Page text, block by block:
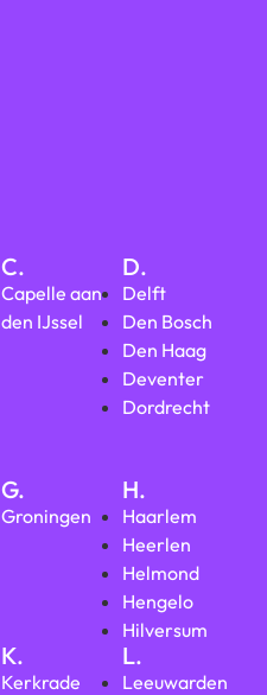
C.
Capelle aan
den IJssel
D.
Delft
Den Bosch
Den Haag
Deventer
Dordrecht
G.
Groningen
H.
Haarlem
Heerlen
Helmond
Hengelo
Hilversum
K.
Kerkrade
L.
Leeuwarden